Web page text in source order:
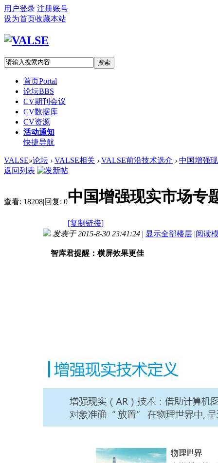
用户登录 注册账号
设为首页收藏本站
搜索
首页Portal
论坛BBS
CV期刊会议
CV数据库
CV资源
活动通知
快捷导航
VALSE»论坛 › VALSE相关 › VALSE前沿技术选介 › 中国增强
返回列表
查看: 18208|回复: 0中国增强现实市场专
[复制链接]
发表于 2015-8-30 23:41:24 | 显示全部楼层 |阅读
智库君提醒：横屏效果更佳